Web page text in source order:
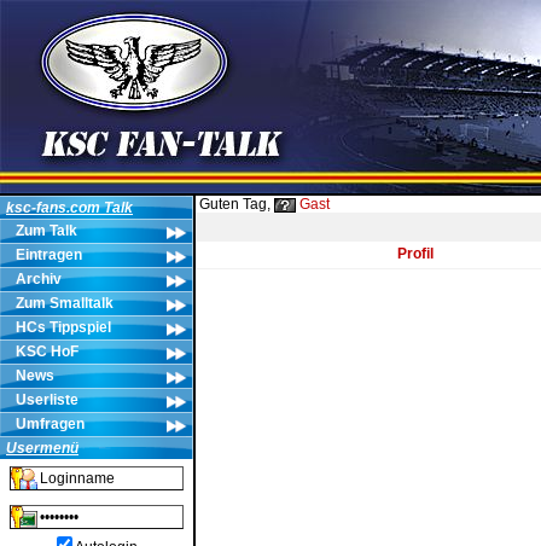
ksc-fans.com Talk
Zum Talk
Eintragen
Archiv
Zum Smalltalk
HCs Tippspiel
KSC HoF
News
Userliste
Umfragen
Usermenü
Guten Tag, Gast
Profil